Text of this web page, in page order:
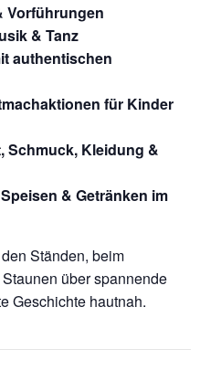
Vorführungen
& Tanz
authentischen
für Kinder
Schmuck, Kleidung &
& Getränken im
Ständen, beim
über spannende
Geschichte hautnah.